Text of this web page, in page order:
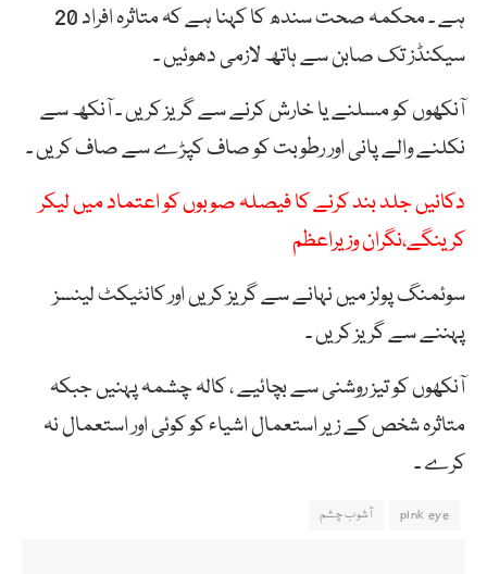
ہے ۔ محکمہ صحت سندھ کا کہنا ہے کہ متاثرہ افراد 20
سیکنڈز تک صابن سے ہاتھ لازمی دھوئیں ۔
آنکھوں کو مسلنے یا خارش کرنے سے گریز کریں ۔ آنکھ سے
نکلنے والے پانی اور رطوبت کو صاف کپڑے سے صاف کریں ۔
دکانیں جلد بند کرنے کا فیصلہ صوبوں کو اعتماد میں لیکر
کرینگے،نگران وزیراعظم
سوئمنگ پولز میں نہانے سے گریز کریں اور کانٹیکٹ لینسز
پہننے سے گریز کریں ۔
آنکھوں کو تیز روشنی سے بچائیے ، کالہ چشمہ پہنیں جبکہ
متاثرہ شخص کے زیر استعمال اشیاء کو کوئی اور استعمال نہ
کرے ۔
pink eye آشوب چشم